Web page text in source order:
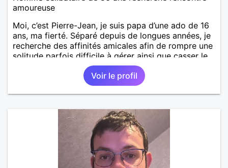
amoureuse
Moi, c’est Pierre-Jean, je suis papa d’une ado de 16
ans, ma fierté. Séparé depuis de longues années, je
recherche des affinités amicales afin de rompre une
solitude parfois difficile à gérer ainsi que casser le
vague à l’âme. L’amitié reste extrêmement
importante à mes yeux mais peut se décliner en des
sentiments plus puissants. « Le temps fera son
œuvre » disait Arthur Schopenhauer, philosophe
autant être trop locace. Je suis bourré de qualités
avec très peu de défauts. Je suis altruiste,
bienveillant, empathique, attentionné, honnête,
respectueux, doux de caractère et compréhensif : je
laisse « glisser » beaucoup de choses. Mais ne vous
Voir le profil